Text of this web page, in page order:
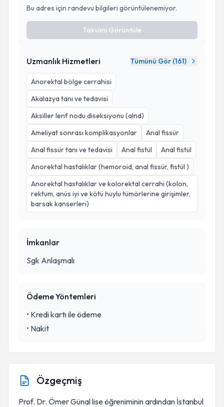
Bu adres için randevu bilgileri görüntülenemiyor.
Takvimi Görüntüle
Uzmanlık Hizmetleri Tümünü Gör (161)
Anorektal bölge cerrahisi
Akalazya tanı ve tedavisi
Aksiller lenf nodu diseksiyonu (alnd)
Ameliyat sonrası komplikasyonlar
Anal fissür
Anal fissür tanı ve tedavisi
Anal fistül
Anal fistül
Anorektal hastalıklar (hemoroid, anal fissür, fistül )
Anorektal hastalıklar ve kolorektal cerrahi (kolon,
rektum, anüs iyi ve kötü huylu tümörlerine girişimler,
barsak kanserleri)
İmkanlar
Sgk Anlaşmalı
Ödeme Yöntemleri
• Kredi kartı ile ödeme
• Nakit
Özgeçmiş
Prof. Dr. Ömer Günal lise öğreniminin ardından İstanbul